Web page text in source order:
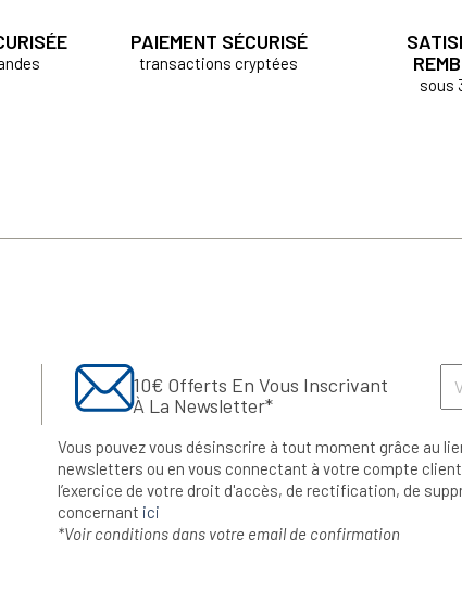
PAIEMENT SÉCURISÉ
transactions cryptées
sous
10€ Offerts En Vous Inscrivant
À La Newsletter*
Vous pouvez vous désinscrire à tout moment grâce au
newsletters ou en vous connectant à votre compte
l’exercice de votre droit d'accès, de rectification, de
concernant ici
*Voir conditions dans votre email de confirmation